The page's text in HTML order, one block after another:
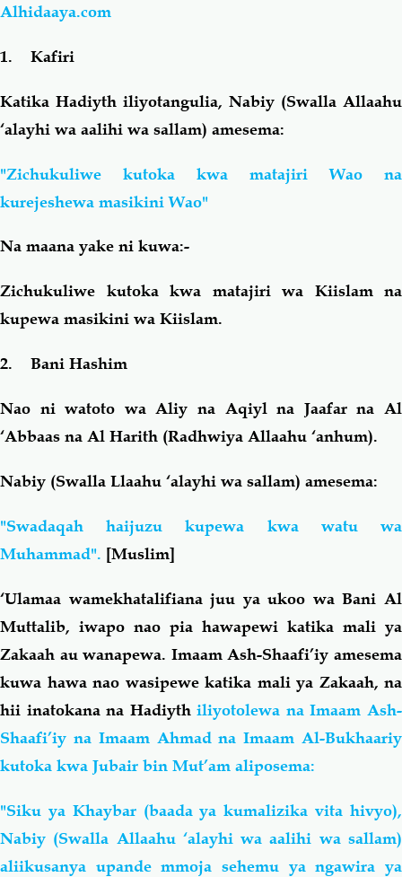
Salaf Wa Ummah
Fiqh-Ibaadah Duaa-Adhkaar
Akhlaaq-Aadaab
Familia-Jamii
Chemsha Bongo
Mapishi
Alhidaaya.com
1. Kafiri
Katika Hadiyth iliyotangulia, Nabiy (Swalla Allaahu
‘alayhi wa aalihi wa sallam) amesema:
"Zichukuliwe kutoka kwa matajiri Wao na
kurejeshewa masikini Wao"
Na maana yake ni kuwa:-
Zichukuliwe kutoka kwa matajiri wa Kiislam na
kupewa masikini wa Kiislam.
2. Bani Hashim
Nao ni watoto wa Aliy na Aqiyl na Jaafar na Al
‘Abbaas na Al Harith (Radhwiya Allaahu ‘anhum).
Nabiy (Swalla Llaahu ‘alayhi wa sallam) amesema:
"Swadaqah haijuzu kupewa kwa watu wa
Muhammad". [Muslim]
‘Ulamaa wamekhatalifiana juu ya ukoo wa Bani Al
Muttalib, iwapo nao pia hawapewi katika mali ya
Zakaah au wanapewa. Imaam Ash-Shaafi’iy amesema
kuwa hawa nao wasipewe katika mali ya Zakaah, na
hii inatokana na Hadiythiliyotolewa na Imaam Ash-
Shaafi’iy na Imaam Ahmad na Imaam Al-Bukhaariy
kutoka kwa Jubair bin Mut’am aliposema:
"Siku ya Khaybar (baada ya kumalizika vita hivyo),
Nabiy (Swalla Allaahu ‘alayhi wa aalihi wa sallam)
aliikusanya upande mmoja sehemu ya ngawira ya